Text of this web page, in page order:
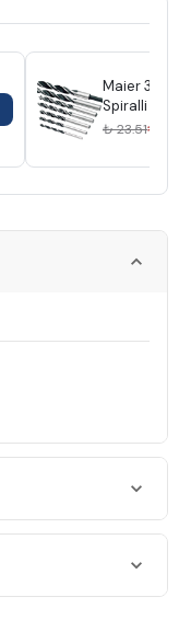
Maier 3Mm
Spiralli
Matkap
₺ 23.51₺